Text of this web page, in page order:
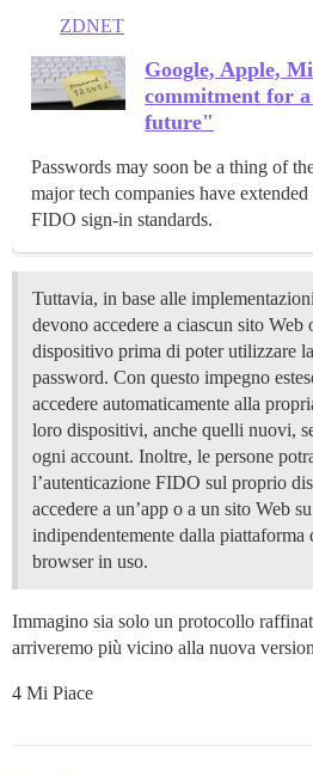
ZDNET
Google, Apple,
commitment for
future"
Passwords may soon be a thing of
major tech companies have
FIDO sign-in standards.
Tuttavia, in base alle
devono accedere a ciascun sito Web
dispositivo prima di poter utilizzare
password. Con questo impegno
accedere automaticamente alla
loro dispositivi, anche quelli nuovi,
ogni account. Inoltre, le persone
l’autenticazione FIDO sul proprio
accedere a un’app o a un sito Web
indipendentemente dalla piattaforma
browser in uso.
Immagino sia solo un protocollo
arriveremo più vicino alla nuova
4 Mi Piace